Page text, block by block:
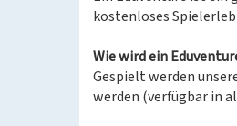
kostenloses
Wie wird ein
Gespielt werden
werden (verfügbar in